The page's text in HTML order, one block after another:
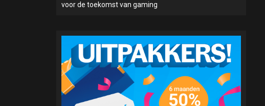
voor de toekomst van gaming